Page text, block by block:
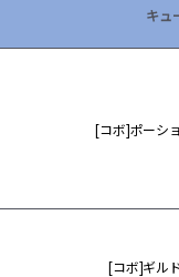
キュ
[コボ]ポーシ
[コボ]ギル